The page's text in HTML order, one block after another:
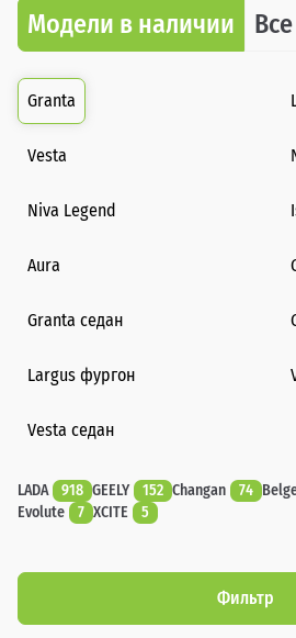
Модели в наличии
Granta
Vesta
Niva Legend
Aura
Granta седан
Largus фургон
Vesta седан
LADA 918 GEELY 152 Changan 74
Evolute
7 XCITE 5
Фильтр